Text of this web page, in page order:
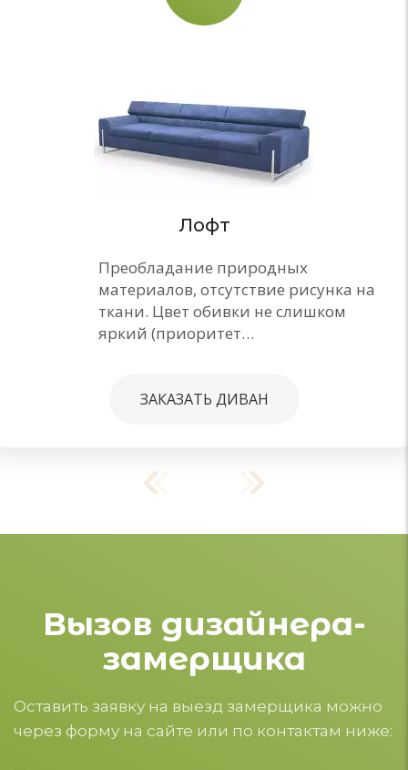
Лофт
Преобладание природных
материалов, отсутствие рисунка на
ткани. Цвет обивки не слишком
яркий (приоритет…
ЗАКАЗАТЬ ДИВАН
Вызов дизайнера-
замерщика
Оставить заявку на выезд замерщика можно
через форму на сайте или по контактам ниже: